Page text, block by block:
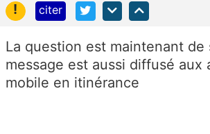
!
citer
La question est maintenant de
message est aussi diffusé aux
mobile en itinérance